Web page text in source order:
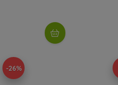
-26%